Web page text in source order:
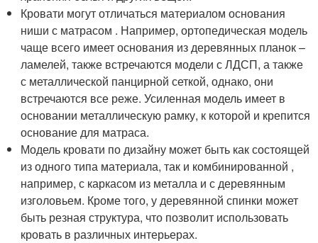
Кровати могут отличаться материалом основания
ниши с матрасом . Например, ортопедическая модель
чаще всего имеет основания из деревянных планок –
ламелей, также встречаются модели с ЛДСП, а также
с металлической панцирной сеткой, однако, они
встречаются все реже. Усиленная модель имеет в
основании металлическую рамку, к которой и крепится
основание для матраса.
Модель кровати по дизайну может быть как состоящей
из одного типа материала, так и комбинированной ,
например, с каркасом из металла и с деревянным
изголовьем. Кроме того, у деревянной спинки может
быть резная структура, что позволит использовать
кровать в различных интерьерах.